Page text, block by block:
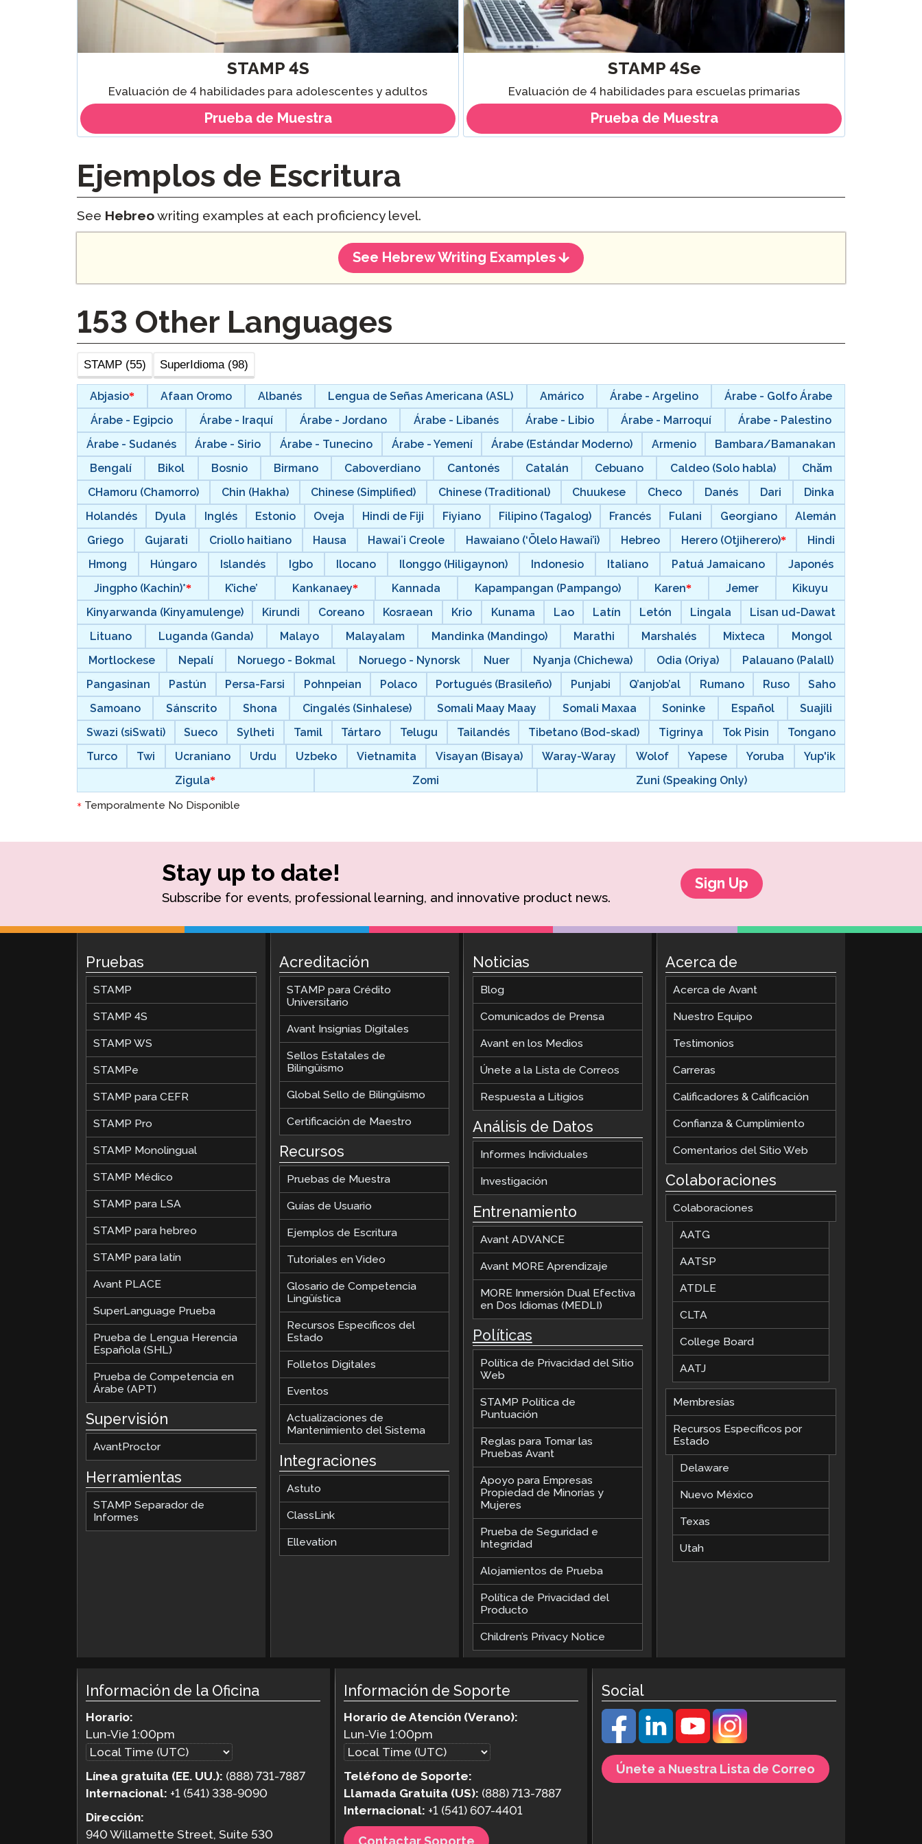
STAMP 4S
Evaluación de 4 habilidades para adolescentes y adultos
Prueba de Muestra
STAMP 4Se
Evaluación de 4 habilidades para escuelas primarias
Prueba de Muestra
Ejemplos de Escritura
See Hebreowriting examples at each proficiency level.
See Hebrew Writing Examples
153 Other Languages
STAMP (55) SuperIdioma (98)
Abjasio Afaan Oromo Albanés Lengua de Señas Americana (ASL) Amárico Árabe - Argelino
Árabe - Golfo Árabe
Árabe - Egipcio
Árabe - Iraquí Árabe - Jordano Árabe - Libanés Árabe - Libio Árabe - Marroquí
Árabe - Palestino
Árabe - Sudanés
Árabe - Sirio Árabe - Tunecino Árabe - Yemení Árabe (Estándar Moderno) Armenio
Bambara/Bamanakan
Bengalí
Bikol Bosnio Birmano Caboverdiano Cantonés Catalán Cebuano Caldeo (Solo habla)
Chăm
CHamoru (Chamorro)
Chin (Hakha) Chinese (Simplified) Chinese (Traditional) Chuukese Checo Danés Dari
Dinka
Holandés
Dyula Inglés Estonio Oveja Hindi de Fiji Fiyiano Filipino (Tagalog) Francés Fulani Georgiano
Alemán
Griego
Gujarati Criollo haitiano Hausa Hawaiʻi Creole Hawaiano (‘Ōlelo Hawai’i) Hebreo Herero (Otjiherero)
Hindi
Hmong
Húngaro Islandés Igbo Ilocano Ilonggo (Hiligaynon) Indonesio Italiano Patuá Jamaicano
Japonés
Jingpho (Kachin)*
K’iche’ Kankanaey Kannada Kapampangan (Pampango) Karen Jemer
Kikuyu
Kinyarwanda (Kinyamulenge)
Kirundi Coreano Kosraean Krio Kunama Lao Latín Letón Lingala
Lisan ud-Dawat
Lituano
Luganda (Ganda) Malayo Malayalam Mandinka (Mandingo) Marathi Marshalés Mixteca
Mongol
Mortlockese
Nepalí Noruego - Bokmal Noruego - Nynorsk Nuer Nyanja (Chichewa) Odia (Oriya)
Palauano (Palall)
Pangasinan
Pastún Persa-Farsi Pohnpeian Polaco Portugués (Brasileño) Punjabi Q’anjob’al Rumano Ruso
Saho
Samoano
Sánscrito Shona Cingalés (Sinhalese) Somali Maay Maay Somali Maxaa Soninke Español
Suajili
Swazi (siSwati)
Sueco Sylheti Tamil Tártaro Telugu Tailandés Tibetano (Bod-skad) Tigrinya Tok Pisin
Tongano
Turco
Twi Ucraniano Urdu Uzbeko Vietnamita Visayan (Bisaya) Waray-Waray Wolof Yapese Yoruba
Yup'ik
Zigula
Zomi Zuni (Speaking Only)
* Temporalmente No Disponible
Stay up to date!
Subscribe for events, professional learning, and innovative product news.
Sign Up
Pruebas
STAMP
STAMP 4S
STAMP WS
STAMPe
STAMP para CEFR
STAMP Pro
STAMP Monolingual
STAMP Médico
STAMP para LSA
STAMP para hebreo
STAMP para latín
Avant PLACE
SuperLanguage Prueba
Prueba de Lengua Herencia
Española (SHL)
Prueba de Competencia en
Árabe (APT)
Supervisión
AvantProctor
Herramientas
STAMP Separador de
Informes
Acreditación
STAMP para Crédito
Universitario
Avant Insignias Digitales
Sellos Estatales de
Bilingüismo
Global Sello de Bilingüismo
Certificación de Maestro
Recursos
Pruebas de Muestra
Guías de Usuario
Ejemplos de Escritura
Tutoriales en Video
Glosario de Competencia
Lingüística
Recursos Específicos del
Estado
Folletos Digitales
Eventos
Actualizaciones de
Mantenimiento del Sistema
Integraciones
Astuto
ClassLink
Ellevation
Noticias
Blog
Comunicados de Prensa
Avant en los Medios
Únete a la Lista de Correos
Respuesta a Litigios
Análisis de Datos
Informes Individuales
Investigación
Entrenamiento
Avant ADVANCE
Avant MORE Aprendizaje
MORE Inmersión Dual Efectiva
en Dos Idiomas (MEDLI)
Políticas
Política de Privacidad del Sitio
Web
STAMP Política de
Puntuación
Reglas para Tomar las
Pruebas Avant
Apoyo para Empresas
Propiedad de Minorías y
Mujeres
Prueba de Seguridad e
Integridad
Alojamientos de Prueba
Política de Privacidad del
Producto
Children’s Privacy Notice
Acerca de
Acerca de Avant
Nuestro Equipo
Testimonios
Carreras
Calificadores & Calificación
Confianza & Cumplimiento
Comentarios del Sitio Web
Colaboraciones
Colaboraciones
AATG
AATSP
ATDLE
CLTA
College Board
AATJ
Membresías
Recursos Específicos por
Estado
Delaware
Nuevo México
Texas
Utah
Información de la Oficina
Horario:
Lun-Vie1:00pm
Línea gratuita (EE. UU.): (888) 731-7887
Internacional: +1 (541) 338-9090
Dirección:
940 Willamette Street, Suite 530
Información de Soporte
Horario de Atención (Verano):
Lun-Vie 1:00pm
Teléfono de Soporte:
Llamada Gratuita (US): (888) 713-7887
Internacional: +1 (541) 607-4401
Contactar Soporte
Social
Únete a Nuestra Lista de Correo